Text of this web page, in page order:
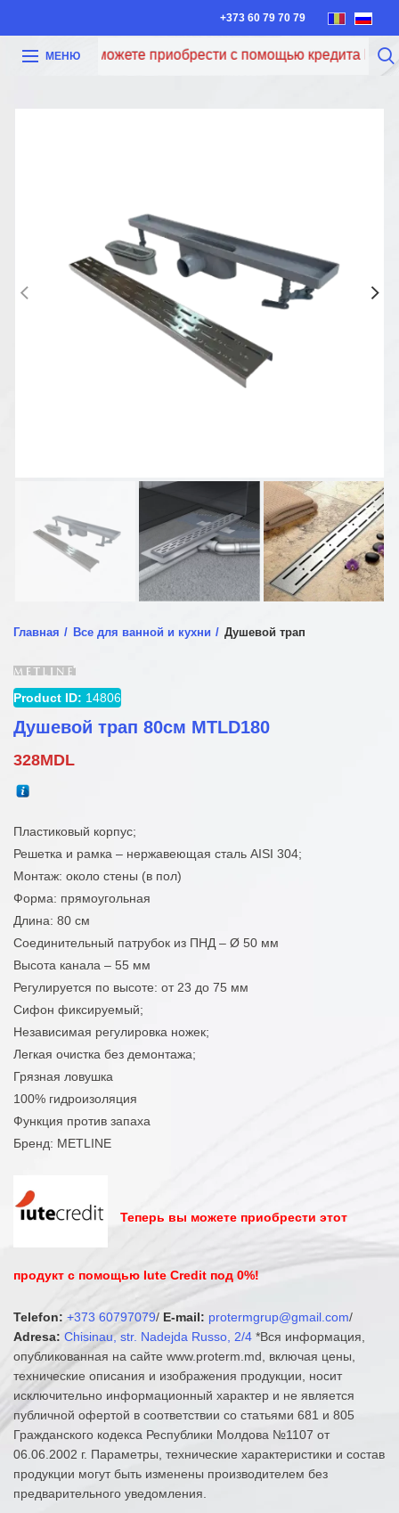
+373 60 79 70 79
МЕНЮ
Теперь вы можете приобрести с помощью кредита Iute
Главная Все для ванной и кухни Душевой трап
Product ID: 14806
Душевой трап 80см MTLD180
328MDL
Пластиковый корпус;
Решетка и рамка – нержавеющая сталь AISI 304;
Монтаж: около стены (в пол)
Форма: прямоугольная
Длина: 80 см
Соединительный патрубок из ПНД – Ø 50 мм
Высота канала – 55 мм
Регулируется по высоте: от 23 до 75 мм
Сифон фиксируемый;
Независимая регулировка ножек;
Легкая очистка без демонтажа;
Грязная ловушка
100% гидроизоляция
Функция против запаха
Бренд: METLINE
Теперь вы можете приобрести этот
продукт с помощью Iute Credit под 0%!
Telefon: +373 60797079/ E-mail: protermgrup@gmail.com/
Adresa: Chisinau, str. Nadejda Russo, 2/4 *Вся информация,
опубликованная на сайте www.proterm.md, включая цены,
технические описания и изображения продукции, носит
исключительно информационный характер и не является
публичной офертой в соответствии со статьями 681 и 805
Гражданского кодекса Республики Молдова №1107 от
06.06.2002 г. Параметры, технические характеристики и состав
продукции могут быть изменены производителем без
предварительного уведомления.